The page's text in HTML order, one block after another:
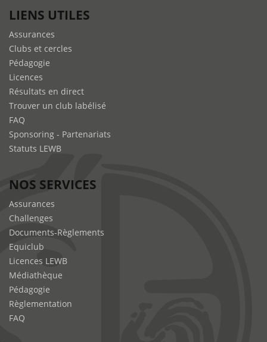
LIENS UTILES
Assurances
Clubs et cercles
Pédagogie
Licences
Résultats en direct
Trouver un club labélisé
FAQ
Sponsoring - Partenariats
Statuts LEWB
NOS SERVICES
Assurances
Challenges
Documents-Règlements
Equiclub
Licences LEWB
Médiathèque
Pédagogie
Règlementation
FAQ